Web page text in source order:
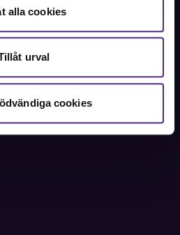
alla cookies
urval
cookies
frågor om ditt medlemskap
om din anställning.